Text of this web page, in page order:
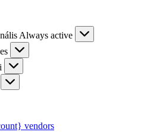
Always active
vendors